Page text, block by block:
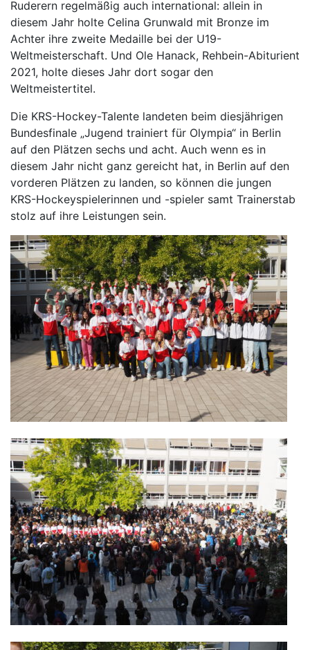
Ruderern regelmäßig auch international: allein in
diesem Jahr holte Celina Grunwald mit Bronze im
Achter ihre zweite Medaille bei der U19-
Weltmeisterschaft. Und Ole Hanack, Rehbein-Abiturient
2021, holte dieses Jahr dort sogar den
Weltmeistertitel.
Die KRS-Hockey-Talente landeten beim diesjährigen
Bundesfinale „Jugend trainiert für Olympia“ in Berlin
auf den Plätzen sechs und acht. Auch wenn es in
diesem Jahr nicht ganz gereicht hat, in Berlin auf den
vorderen Plätzen zu landen, so können die jungen
KRS-Hockeyspielerinnen und -spieler samt Trainerstab
stolz auf ihre Leistungen sein.